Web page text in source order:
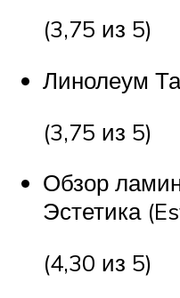
(3,75 из 5)
Линолеум
(3,75 из 5)
Обзор
Эстетика
(4,30 из 5)